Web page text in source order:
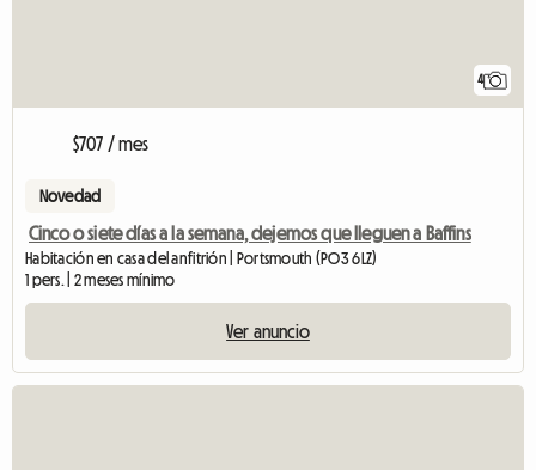
4
$707 / mes
Novedad
Cinco o siete días a la semana, dejemos que lleguen a Baffins
Habitación en casa del anfitrión | Portsmouth (PO3 6LZ)
1 pers. | 2 meses mínimo
Ver anuncio